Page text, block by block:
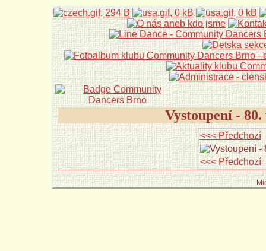
Vystoupení -
<<< Předchozí
<<< Předchozí